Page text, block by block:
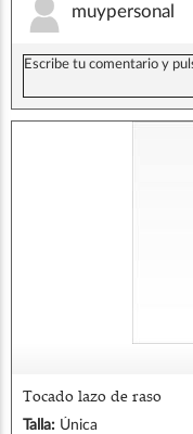
muypersonal
Tocado lazo de raso
Talla: Única